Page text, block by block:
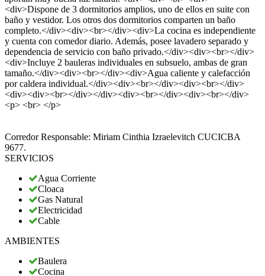
<div>Dispone de 3 dormitorios amplios, uno de ellos en suite con
baño y vestidor. Los otros dos dormitorios comparten un baño
completo.</div><div><br></div><div>La cocina es independiente
y cuenta con comedor diario. Además, posee lavadero separado y
dependencia de servicio con baño privado.</div><div><br></div>
<div>Incluye 2 bauleras individuales en subsuelo, ambas de gran
tamaño.</div><div><br></div><div>Agua caliente y calefacción
por caldera individual.</div><div><br></div><div><br></div>
<div><div><br></div></div><div><br></div><div><br></div>
<p> <br> </p>
Corredor Responsable: Miriam Cinthia Izraelevitch CUCICBA
9677.
SERVICIOS
Agua Corriente
Cloaca
Gas Natural
Electricidad
Cable
AMBIENTES
Baulera
Cocina